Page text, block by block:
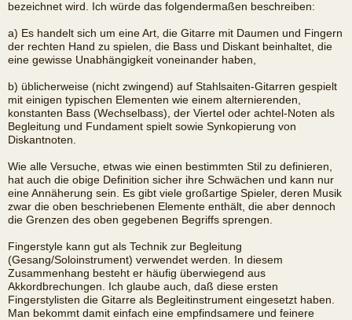
bezeichnet wird. Ich würde das folgendermaßen beschreiben:
a) Es handelt sich um eine Art, die Gitarre mit Daumen und Fingern
der rechten Hand zu spielen, die Bass und Diskant beinhaltet, die
eine gewisse Unabhängigkeit voneinander haben,
b) üblicherweise (nicht zwingend) auf Stahlsaiten-Gitarren gespielt
mit einigen typischen Elementen wie einem alternierenden,
konstanten Bass (Wechselbass), der Viertel oder achtel-Noten als
Begleitung und Fundament spielt sowie Synkopierung von
Diskantnoten.
Wie alle Versuche, etwas wie einen bestimmten Stil zu definieren,
hat auch die obige Definition sicher ihre Schwächen und kann nur
eine Annäherung sein. Es gibt viele großartige Spieler, deren Musik
zwar die oben beschriebenen Elemente enthält, die aber dennoch
die Grenzen des oben gegebenen Begriffs sprengen.
Fingerstyle kann gut als Technik zur Begleitung
(Gesang/Soloinstrument) verwendet werden. In diesem
Zusammenhang besteht er häufig überwiegend aus
Akkordbrechungen. Ich glaube auch, daß diese ersten
Fingerstylisten die Gitarre als Begleitinstrument eingesetzt haben.
Man bekommt damit einfach eine empfindsamere und feinere